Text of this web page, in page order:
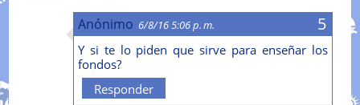
Anónimo 6/8/16 5:06 p. m.
Y si te lo piden que sirve para enseñar los
fondos?
Responder